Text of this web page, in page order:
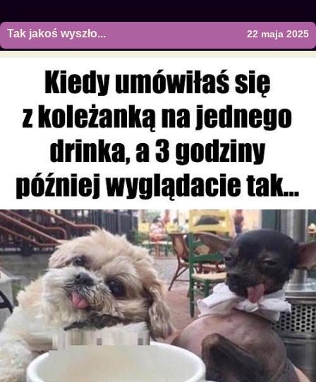
Tak jakoś wyszło... 22 maja 2025